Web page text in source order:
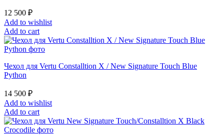
12 500 ₽
Add to wishlist
Add to cart
Чехол для Vertu Constalltion X / New Signature Touch Blue
Python
14 500 ₽
Add to wishlist
Add to cart